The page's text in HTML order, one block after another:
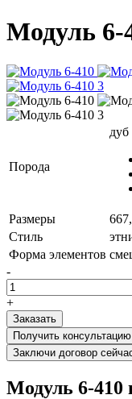
Модуль 6-
Порода
дуб
Размеры
Стиль
Форма элементов
-
+
Получить консультацию
Заключи договор
Модуль 6-410